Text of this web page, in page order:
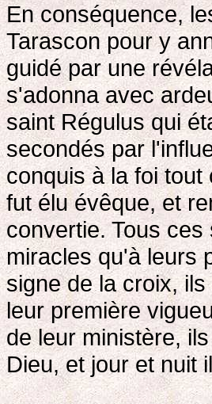
En conséquence,
Tarascon pour y
guidé par une
s'adonna avec
saint Régulus qui
secondés par
conquis à la foi tout
fut élu évêque, et
convertie. Tous
miracles qu'à leurs
signe de la croix,
leur première
de leur ministère,
Dieu, et jour et nuit